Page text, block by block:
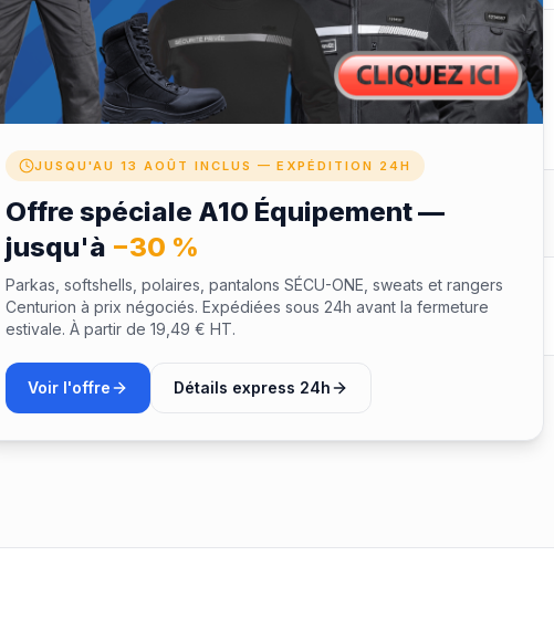
Note
JUSQU'AU 13 AOÛT INCLUS — EXPÉDITION 24H
Offre spéciale A10 Équipement —
jusqu'à −30 %
Parkas, softshells, polaires, pantalons SÉCU-ONE, sweats et rangers
Centurion à prix négociés. Expédiées sous 24h avant la fermeture
estivale. À partir de 19,49 € HT.
Voir l'offre Détails express 24h